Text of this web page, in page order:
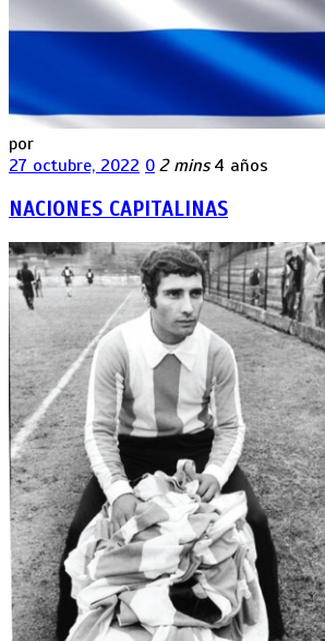
por
27 octubre, 2022 0 2 mins 4 años
NACIONES CAPITALINAS